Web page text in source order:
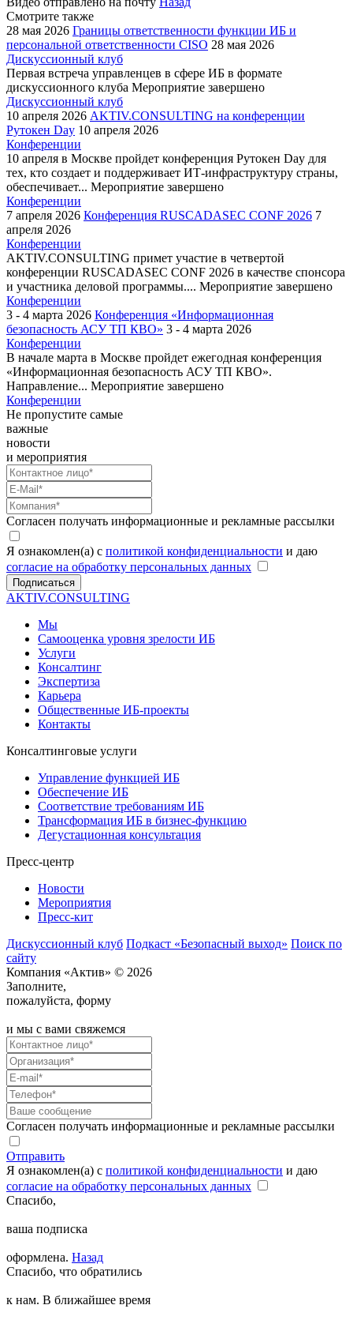
Смотрите также
28 мая 2026 Границы ответственности функции ИБ и
персональной ответственности CISO 28 мая 2026
Дискуссионный клуб
Первая встреча управленцев в сфере ИБ в формате
дискуссионного клуба Мероприятие завершено
Дискуссионный клуб
10 апреля 2026 AKTIV.CONSULTING на конференции
Рутокен Day 10 апреля 2026
Конференции
10 апреля в Москве пройдет конференция Рутокен Day для
тех, кто создает и поддерживает ИТ-инфраструктуру страны,
обеспечивает... Мероприятие завершено
Конференции
7 апреля 2026 Конференция RUSCADASEC CONF 2026 7
апреля 2026
Конференции
AKTIV.CONSULTING примет участие в четвертой
конференции RUSCADASEC CONF 2026 в качестве спонсора
и участника деловой программы.... Мероприятие завершено
Конференции
3 - 4 марта 2026 Конференция «Информационная
безопасность АСУ ТП КВО» 3 - 4 марта 2026
Конференции
В начале марта в Москве пройдет ежегодная конференция
«Информационная безопасность АСУ ТП КВО».
Направление... Мероприятие завершено
Конференции
Не пропустите самые
важные
новости
и мероприятия
Согласен получать информационные и рекламные рассылки
Я ознакомлен(а) с политикой конфиденциальности и даю
согласие на обработку персональных данных
Подписаться
AKTIV.CONSULTING
Мы
Самооценка уровня зрелости ИБ
Услуги
Консалтинг
Экспертиза
Карьера
Общественные ИБ-проекты
Контакты
Консалтинговые услуги
Управление функцией ИБ
Обеспечение ИБ
Соответствие требованиям ИБ
Трансформация ИБ в бизнес-функцию
Дегустационная консультация
Пресс-центр
Новости
Мероприятия
Пресс-кит
Дискуссионный клуб Подкаст «Безопасный выход» Поиск по
сайту
Компания «Актив» © 2026
Заполните,
пожалуйста, форму
и мы с вами свяжемся
Согласен получать информационные и рекламные рассылки
Отправить
Я ознакомлен(а) с политикой конфиденциальности и даю
согласие на обработку персональных данных
Спасибо,
ваша подписка
оформлена. Назад
Спасибо, что обратились
к нам. В ближайшее время